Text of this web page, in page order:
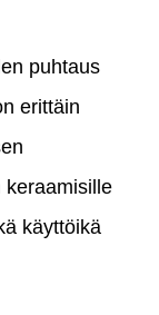
puhtaus
erittäin
keraamisille
käyttöikä